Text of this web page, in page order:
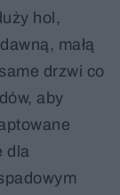
hol,
małą
drzwi co
aby
dla